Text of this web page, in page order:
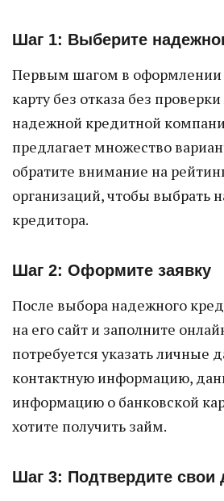
Шаг 1: Выберите
Первым шагом в оформлении
карту без отказа без
надежной кредитной
предлагает множество
обратите внимание на
организаций, чтобы выбрать
кредитора.
Шаг 2: Оформите заявку
После выбора надежного
на его сайт и заполните
потребуется указать личные
контактную информацию,
информацию о банковской
хотите получить займ.
Шаг 3: Подтвердите свои